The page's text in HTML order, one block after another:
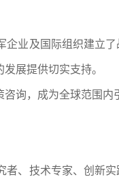
业及国际组织建立
展提供切实支持。
询，成为全球范围内
、技术专家、创新